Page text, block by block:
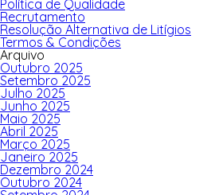
Política de Qualidade
Recrutamento
Resolução Alternativa de Litígios
Termos & Condições
Arquivo
Outubro 2025
Setembro 2025
Julho 2025
Junho 2025
Maio 2025
Abril 2025
Março 2025
Janeiro 2025
Dezembro 2024
Outubro 2024